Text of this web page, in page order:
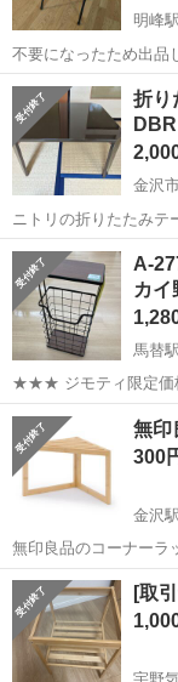
明峰駅
不要になったため出品
使用してますが、大きな
40×高さ70センチ メーカー：山善 当方男性、
日祝で、能美市内...
石川 能美市 明
折り
DBR
金沢
ニトリの折りたたみテ
幅60 × 奥行60 × 高さ
石川 金沢市
A-
カ
馬替駅
★★★ ジモティ限定価格 始めま
モティを見た」と言っ
7%OFF)でのご購入が
くださいませ。 ...
石川 野々市市
無印
300
金沢駅
無印良品のコーナーラ
品します。 目立った
ります。 サイズ等は
https://www.muji.co...
石川 金沢市
[取